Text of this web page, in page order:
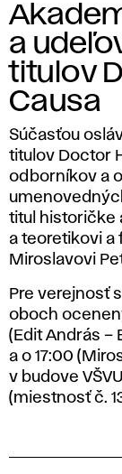
a
titulov
Causa
Súčasťou
titulov Doctor
odborníkov a
titul historičke
a teoretikovi a
Miroslavovi
Pre verejnosť
oboch
(Edit András –
a o 17:00
v budove
(miestnosť č.